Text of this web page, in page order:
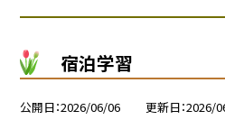
宿泊学習
公開日 2026/06/06 更新日 2026/